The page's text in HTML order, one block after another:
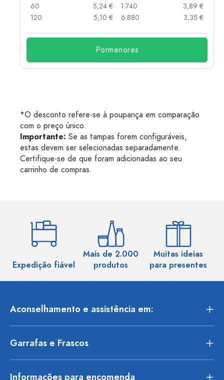
60
5,24 €
120
5,10 €
1.740
3,89 €
6.880
3,35 €
Pormenores
*O desconto refere-se à poupança em comparação
com o preço único.
Importante: Se as tampas forem configuráveis,
estas devem ser selecionadas separadamente.
Certifique-se de que foram adicionadas ao seu
carrinho de compras.
Expedição fiável
Mais de 2.000
produtos
Muitas ideias
para presentes
Aconselhamento e assistência em:
Garrafas e Frascos
Informações para encomenda